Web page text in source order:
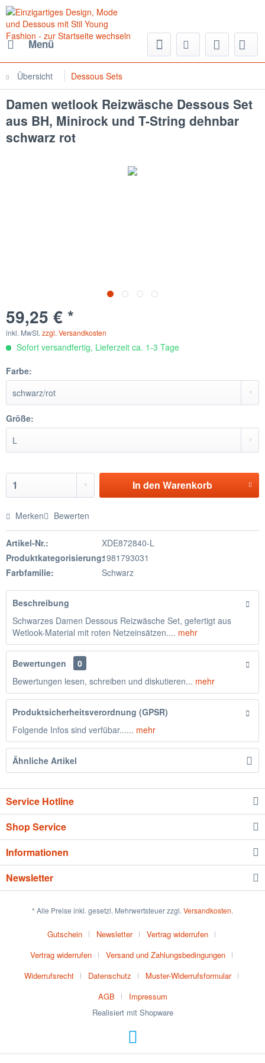
Menü
Übersicht Dessous Sets
Damen wetlook Reizwäsche Dessous Set
aus BH, Minirock und T-String dehnbar
schwarz rot
59,25 € *
inkl. MwSt. zzgl. Versandkosten
Sofort versandfertig, Lieferzeit ca. 1-3 Tage
Farbe:
Größe:
In den Warenkorb
Merken Bewerten
Artikel-Nr.:
XDE872840-L
Produktkategorisierung:1981793031
Farbfamilie:
Schwarz
Beschreibung
Schwarzes Damen Dessous Reizwäsche Set, gefertigt aus
Wetlook-Material mit roten Netzeinsätzen.... mehr
Bewertungen
0
Bewertungen lesen, schreiben und diskutieren... mehr
Produktsicherheitsverordnung (GPSR)
Folgende Infos sind verfübar...... mehr
Ähnliche Artikel
Service Hotline
Shop Service
Informationen
Newsletter
* Alle Preise inkl. gesetzl. Mehrwertsteuer zzgl. Versandkosten.
Gutschein Newsletter
Vertrag widerrufen
Vertrag widerrufen
Versand und Zahlungsbedingungen
Widerrufsrecht
Datenschutz
Muster-Widerrufsformular
AGB
Impressum
Realisiert mit Shopware